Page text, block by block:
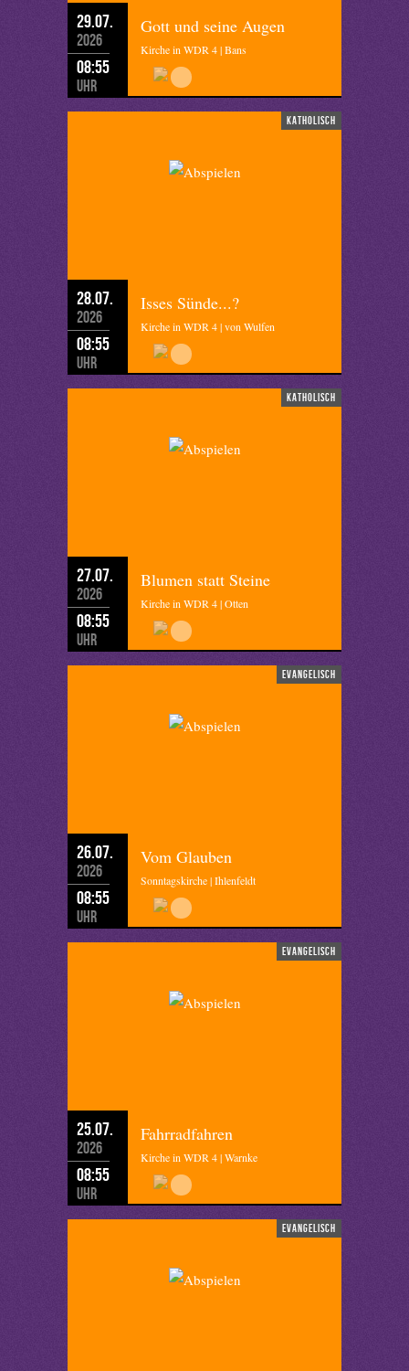
29.07.
2026
08:55
Uhr
Gott und seine Augen
Kirche in WDR 4 | Bans
katholisch
28.07.
2026
08:55
Uhr
Isses Sünde...?
Kirche in WDR 4 | von Wulfen
katholisch
27.07.
2026
08:55
Uhr
Blumen statt Steine
Kirche in WDR 4 | Otten
evangelisch
26.07.
2026
08:55
Uhr
Vom Glauben
Sonntagskirche | Ihlenfeldt
evangelisch
25.07.
2026
08:55
Uhr
Fahrradfahren
Kirche in WDR 4 | Warnke
evangelisch